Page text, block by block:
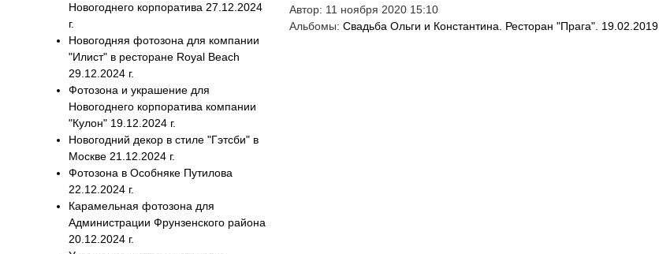
Новогоднего корпоратива 27.12.2024
г.
Новогодняя фотозона для компании
"Илист" в ресторане Royal Beach
29.12.2024 г.
Фотозона и украшение для
Новогоднего корпоратива компании
"Кулон" 19.12.2024 г.
Новогодний декор в стиле "Гэтсби" в
Москве 21.12.2024 г.
Фотозона в Особняке Путилова
22.12.2024 г.
Карамельная фотозона для
Администрации Фрунзенского района
20.12.2024 г.
Автор: 11 ноября 2020 15:10
Альбомы: Свадьба Ольги и Константина. Ресторан "Прага". 19.02.2019